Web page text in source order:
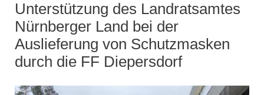
Unterstützung des Landratsamtes
Nürnberger Land bei der
Auslieferung von Schutzmasken
durch die FF Diepersdorf